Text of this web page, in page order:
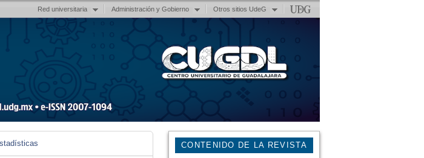
Red universitaria Administración y Gobierno Otros sitios UdeG
CONTENIDO DE LA REVISTA